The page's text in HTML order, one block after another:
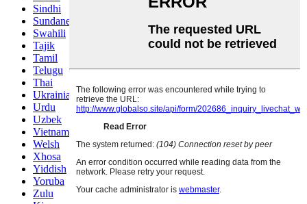
Sindhi
Sundanese
Swahili
Tajik
Tamil
Telugu
Thai
Ukrainian
Urdu
Uzbek
Vietnamese
Welsh
Xhosa
Yiddish
Yoruba
Zulu